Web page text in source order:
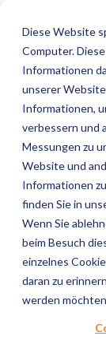
Diese Website
Computer.
Informationen
unserer
Informationen,
verbessern und
Messungen zu
Website und
Informationen
finden Sie in
Wenn Sie
beim Besuch
einzelnes
daran zu
werden